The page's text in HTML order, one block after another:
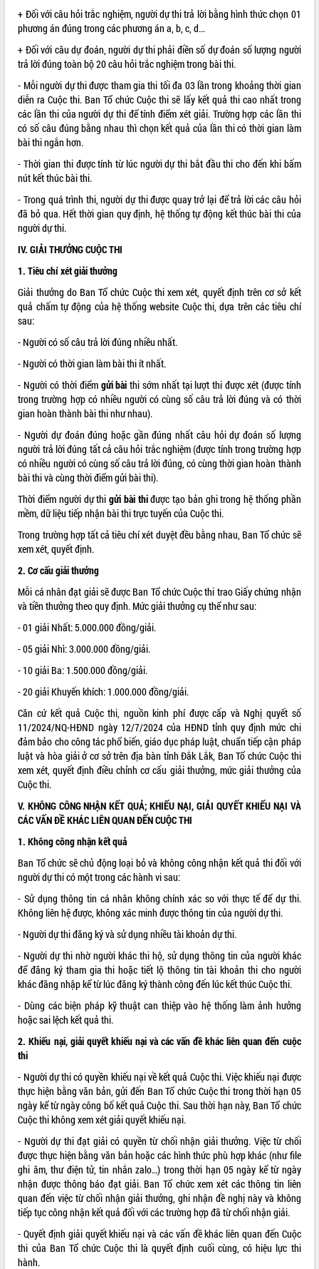
Bí thư Tỉnh ủy Lương Nguyễn Minh
Triết thăm, tặng quà người có công với
cách mạng
Rà soát, hoàn thiện hệ thống thiết chế
văn hóa, thể thao đáp ứng yêu cầu
phát triển mới
Thường trực HĐND tỉnh Đắk Lắk gặp
mặt Đoàn chuyên gia y tế TP. Hồ Chí
Minh
Lễ truy điệu và an táng hài cốt liệt sĩ
tại Nghĩa trang Liệt sĩ xã Sơn Hòa
Bàn giải pháp tháo gỡ khó khăn trong
xuất khẩu sầu riêng và triển khai quy
định EUDR
trường Nguyễn Hoàng Hiệp khảo sát
vùng trồng và doanh nghiệp đóng gói
Trình diễn nghệ thuật chế biến các
món ăn từ sầu riêng
tiến đầu tư tỉnh
Ngành cá ngừ Đắk Lắk chủ động thích
ứng để giữ vững thị trường xuất khẩu
Diễn đàn Kinh tế tư nhân Việt Nam đột
phá cơ chế - Hợp tác công tư
Đề án 06 tạo bước ngoặt đột phá trong
cải cách hành chính tỉnh Đắk Lắk
Kết nối tour, đẩy mạnh chuyển đổi số
để phát triển du lịch Đắk Lắk
Khởi động Dự án Đầu tư xây dựng hạ
tầng kỹ thuật Cụm công nghiệp Tân
Tiến
Gặp mặt các cơ quan báo chí nhân Kỷ
niệm 101 năm Ngày Báo chí Cách
mạng Việt Nam
Đắk Lắk sơ kết 4 năm triển khai thực
hiện Đề án 06 của Chính phủ
Quy hoạch và Xúc tiến đầu tư tỉnh Đắk
Lắk
Khơi thông điểm nghẽn, đẩy nhanh
giải ngân vốn khắc phục thiên tai
HĐND tỉnh thông qua điều chỉnh Quy
hoạch tỉnh thời kỳ 2021-2030
Hội thảo góp ý hồ sơ điều chỉnh quy
hoạch tỉnh Đắk Lắk thời kỳ 2021-2030,
tầm nhìn đến năm 2050
Nâng cao hiệu quả hoạt động của các
doanh nghiệp nhà nước
Hội nghị triển khai kết nối mạng
truyền số liệu chuyên dùng phục vụ cơ
quan Đảng, Nhà nước
tay làm sạch môi trường
Xã Ea Kar bước chuyển mình trong
công tác cải cách hành chính mô hình
mới
UBND tỉnh họp báo định kỳ tháng 4
Hội thảo khoa học “Giải pháp thúc đẩy
phát triển nền kinh tế xanh tại tỉnh
Đắk Lắk”
Tăng cường giám sát, đôn đốc thực
hiện nhiệm vụ quản lý tài sản công
hàng tuần
Tháo gỡ những vướng mắc, đẩy mạnh
công tác cải cách thủ tục hành chính
tại Trung tâm Phục vụ hành chính
công tỉnh
Đắk Lắk: Tôn vinh 46 giải pháp tại Hội
Đắk Lắk rà soát, điều chỉnh Đề án 190
về phát triển nuôi trồng thủy sản
Phó Chủ tịch UBND tỉnh Đắk Lắk
Trương Công Thái kiểm tra thực địa
Dự án cao tốc Khánh Hòa - Buôn Ma
Định vị cà phê Việt Nam như một “di
sản sống” trong dòng chảy toàn cầu
LIÊN KẾT WEB
THỐNG KÊ TRUY CẬP
Hôm nay: 126
Tất cả:
66085794
+ Đối với câu hỏi trắc nghiệm, người dự thi trả lời bằng hình thức chọn 01
phương án đúng trong các phương án a, b, c, d...
+ Đối với câu dự đoán, người dự thi phải điền số dự đoán số lượng người
trả lời đúng toàn bộ 20 câu hỏi trắc nghiệm trong bài thi.
- Mỗi người dự thi được tham gia thi tối đa 03 lần trong khoảng thời gian
diễn ra Cuộc thi. Ban Tổ chức Cuộc thi sẽ lấy kết quả thi cao nhất trong
các lần thi của người dự thi để tính điểm xét giải. Trường hợp các lần thi
có số câu đúng bằng nhau thì chọn kết quả của lần thi có thời gian làm
bài thi ngắn hơn.
- Thời gian thi được tính từ lúc người dự thi bắt đầu thi cho đến khi bấm
nút kết thúc bài thi.
- Trong quá trình thi, người dự thi được quay trở lại để trả lời các câu hỏi
đã bỏ qua. Hết thời gian quy định, hệ thống tự động kết thúc bài thi của
người dự thi.
IV.GIẢI THƯỞNGCUỘC THI
1. Tiêu chí xét giải thưởng
Giải thưởng do Ban Tổ chức Cuộc thi xem xét, quyết định trên cơ sở kết
quả chấm tự động của hệ thống website Cuộc thi, dựa trên các tiêu chí
sau:
- Người có số câu trả lời đúng nhiều nhất.
- Người có thời gian làm bài thi ít nhất.
- Người có thời điểm gửi bài thi sớm nhất tại lượt thi được xét (được tính
trong trường hợp có nhiều người có cùng số câu trả lời đúng và có thời
gian hoàn thành bài thi như nhau).
- Người dự đoán đúng hoặc gần đúng nhất câu hỏi dự đoán số lượng
người trả lời đúng tất cả câu hỏi trắc nghiệm (được tính trong trường hợp
có nhiều người có cùng số câu trả lời đúng, có cùng thời gian hoàn thành
bài thi và cùng thời điểm gửi bài thi).
Thời điểm người dự thigửi bài thiđược tạo bản ghi trong hệ thống phần
mềm, dữ liệu tiếp nhận bài thi trực tuyến của Cuộc thi.
Trong trường hợp tất cả tiêu chí xét duyệt đều bằng nhau, Ban Tổ chức sẽ
xem xét, quyết định.
2. Cơ cấu giải thưởng
Mỗi cá nhân đạt giải sẽ được Ban Tổ chức Cuộc thi trao Giấy chứng nhận
và tiền thưởng theo quy định. Mức giải thưởng cụ thể như sau:
- 01 giải Nhất: 5.000.000 đồng/giải.
- 05 giải Nhì: 3.000.000 đồng/giải.
- 10 giải Ba: 1.500.000 đồng/giải.
- 20 giải Khuyến khích: 1.000.000 đồng/giải.
Căn cứ kết quả Cuộc thi, nguồn kinh phí được cấp và Nghị quyết số
11/2024/NQ-HĐND ngày 12/7/2024 của HĐND tỉnh quy định mức chi
đảm bảo cho công tác phổ biến, giáo dục pháp luật, chuẩn tiếp cận pháp
luật và hòa giải ở cơ sở trên địa bàn tỉnh Đắk Lắk, Ban Tổ chức Cuộc thi
xem xét, quyết định điều chỉnh cơ cấu giải thưởng, mức giải thưởng của
Cuộc thi.
V. KHÔNG CÔNG NHẬN KẾT QUẢ; KHIẾU NẠI, GIẢI QUYẾT KHIẾU NẠI VÀ
CÁC VẤN ĐỀ KHÁC LIÊN QUAN ĐẾN CUỘC THI
1. Không công nhận kết quả
Ban Tổ chức sẽ chủ động loại bỏ và không công nhận kết quả thi đối với
người dự thi có một trong các hành vi sau:
- Sử dụng thông tin cá nhân không chính xác so với thực tế để dự thi.
Không liên hệ được, không xác minh được thông tin của người dự thi.
- Người dự thi đăng ký và sử dụng nhiều tài khoản dự thi.
- Người dự thi nhờ người khác thi hộ, sử dụng thông tin của người khác
để đăng ký tham gia thi hoặc tiết lộ thông tin tài khoản thi cho người
khác đăng nhập kể từ lúc đăng ký thành công đến lúc kết thúc Cuộc thi.
- Dùng các biện pháp kỹ thuật can thiệp vào hệ thống làm ảnh hưởng
hoặc sai lệch kết quả thi.
2. Khiếu nại, giải quyết khiếu nại và các vấn đề khác liên quan đến cuộc
thi
- Người dự thi có quyền khiếu nại về kết quả Cuộc thi. Việc khiếu nại được
thực hiện bằng văn bản, gửi đến Ban Tổ chức Cuộc thi trong thời hạn 05
ngày kể từ ngày công bố kết quả Cuộc thi. Sau thời hạn này, Ban Tổ chức
Cuộc thi không xem xét giải quyết khiếu nại.
- Người dự thi đạt giải có quyền từ chối nhận giải thưởng. Việc từ chối
được thực hiện bằng văn bản hoặc các hình thức phù hợp khác (như file
ghi âm, thư điện tử, tin nhắn zalo…) trong thời hạn 05 ngày kể từ ngày
nhận được thông báo đạt giải. Ban Tổ chức xem xét các thông tin liên
quan đến việc từ chối nhận giải thưởng, ghi nhận đề nghị này và không
tiếp tục công nhận kết quả đối với các trường hợp đã từ chối nhận giải.
- Quyết định giải quyết khiếu nại và các vấn đề khác liên quan đến Cuộc
thi của Ban Tổ chức Cuộc thi là quyết định cuối cùng, có hiệu lực thi
hành.